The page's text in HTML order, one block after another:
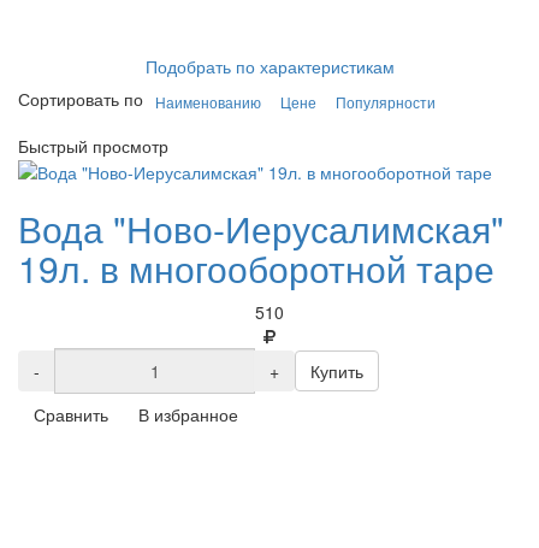
Подобрать по характеристикам
Сортировать по
Наименованию Цене Популярности
Быстрый просмотр
Вода "Ново-Иерусалимская"
19л. в многооборотной таре
510
- +
Купить
Сравнить
В избранное